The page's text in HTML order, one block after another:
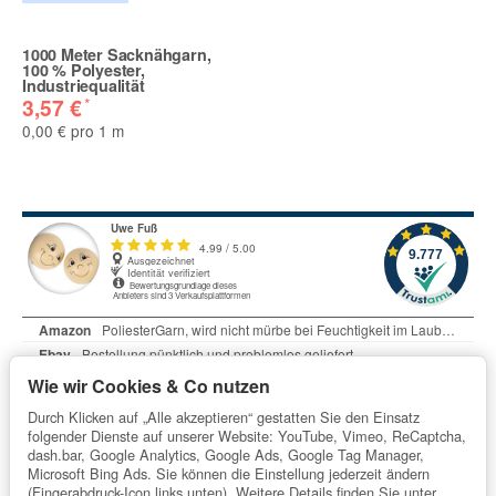
Benachrichtigung anfordern
1000 Meter Sacknähgarn,
100 % Polyester,
Industriequalität
3,57 €*
0,00 € pro 1 m
Informationen
Wie wir Cookies & Co nutzen
Durch Klicken auf „Alle akzeptieren“ gestatten Sie den Einsatz
folgender Dienste auf unserer Website: YouTube, Vimeo, ReCaptcha,
dash.bar, Google Analytics, Google Ads, Google Tag Manager,
Microsoft Bing Ads. Sie können die Einstellung jederzeit ändern